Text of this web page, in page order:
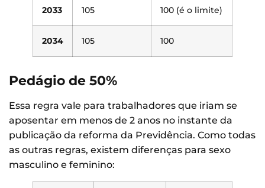
2033 105 100 (é o limite)
2034 105 100
Pedágio de 50%
Essa regra vale para trabalhadores que iriam se
aposentar em menos de 2 anos no instante da
publicação da reforma da Previdência. Como todas
as outras regras, existem diferenças para sexo
masculino e feminino: